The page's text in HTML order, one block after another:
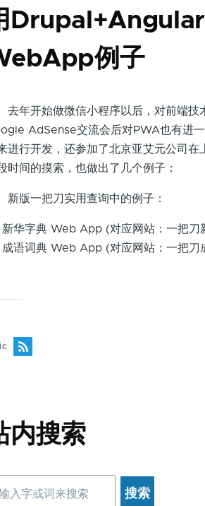
例子
年开始做微信小程序以后，对前端技
AdSense交流会后对PWA也有进
进行开发，还参加了北京亚艾元公司
时间的摸索，也做出了几个例子：
版一把刀实用查询中的例子：
新华字典 Web App (对应网站：一把刀
成语词典 Web App (对应网站：一把刀
内搜索